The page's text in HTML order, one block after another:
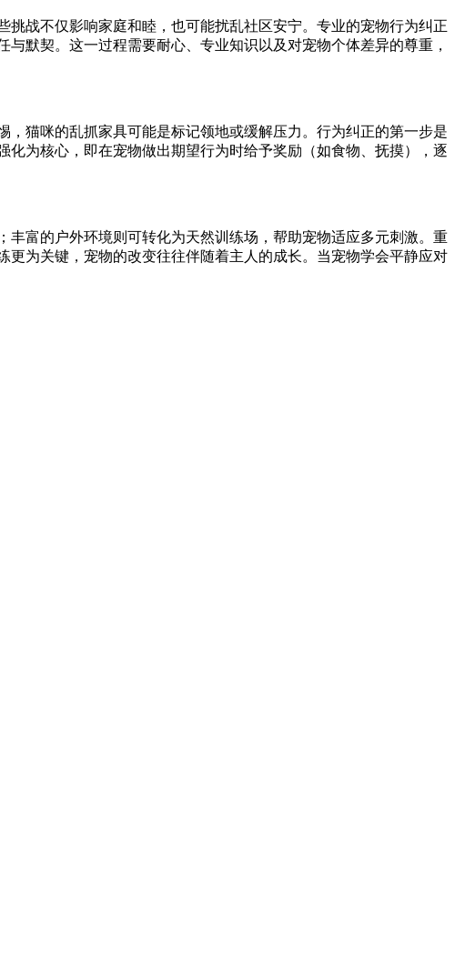
战不仅影响家庭和睦，也可能扰乱社区安宁。专业的宠物行为纠正
默契。这一过程需要耐心、专业知识以及对宠物个体差异的尊重，
猫咪的乱抓家具可能是标记领地或缓解压力。行为纠正的第一步是
为核心，即在宠物做出期望行为时给予奖励（如食物、抚摸），逐
富的户外环境则可转化为天然训练场，帮助宠物适应多元刺激。重
为关键，宠物的改变往往伴随着主人的成长。当宠物学会平静应对